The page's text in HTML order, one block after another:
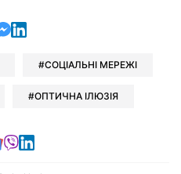
Telegram
у Facebook
у Xу Viber
у Whatsapp
відправити у Messenger
відправити у LinkedIn
СОЦІАЛЬНІ МЕРЕЖІ
ОПТИЧНА ІЛЮЗІЯ
Telegram
у Facebook
у X
Читайте у Google news
Читайте у Viber
Читайте у LinkedIn